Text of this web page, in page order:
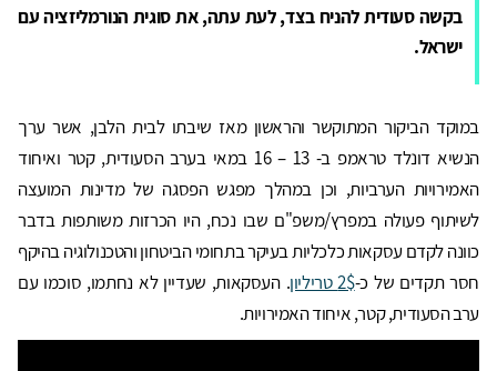
בקשה סעודית להניח בצד, לעת עתה, את סוגית הנורמליזציה עם
ישראל.
במוקד הביקור המתוקשר והראשון מאז שיבתו לבית הלבן, אשר ערך
הנשיא דונלד טראמפ ב- 13 – 16 במאי בערב הסעודית, קטר ואיחוד
האמירויות הערביות, וכן במהלך מפגש הפסגה של מדינות המועצה
לשיתוף פעולה במפרץ/משפ"ם שבו נכח, היו הכרזות משותפות בדבר
כוונה לקדם עסקאות כלכליות בעיקר בתחומי הביטחון והטכנולוגיה בהיקף
חסר תקדים של כ-2$ טריליון
. העסקאות, שעדיין לא נחתמו, סוכמו עם
ערב הסעודית, קטר, איחוד האמירויות.